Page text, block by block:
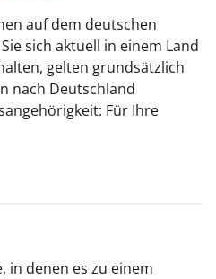
auf dem deutschen
sich aktuell in einem Land
gelten grundsätzlich
nach Deutschland
Für Ihre
in denen es zu einem